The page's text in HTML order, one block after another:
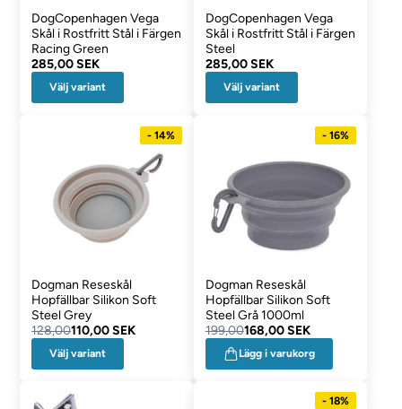
DogCopenhagen Vega
Skål i Rostfritt Stål i Färgen
Racing Green
285,00 SEK
Välj variant
DogCopenhagen Vega
Skål i Rostfritt Stål i Färgen
Steel
285,00 SEK
Välj variant
- 14%
Dogman Reseskål
Hopfällbar Silikon Soft
Steel Grey
128,00110,00 SEK
Välj variant
- 16%
Dogman Reseskål
Hopfällbar Silikon Soft
Steel Grå 1000ml
199,00168,00 SEK
Lägg i varukorg
- 18%